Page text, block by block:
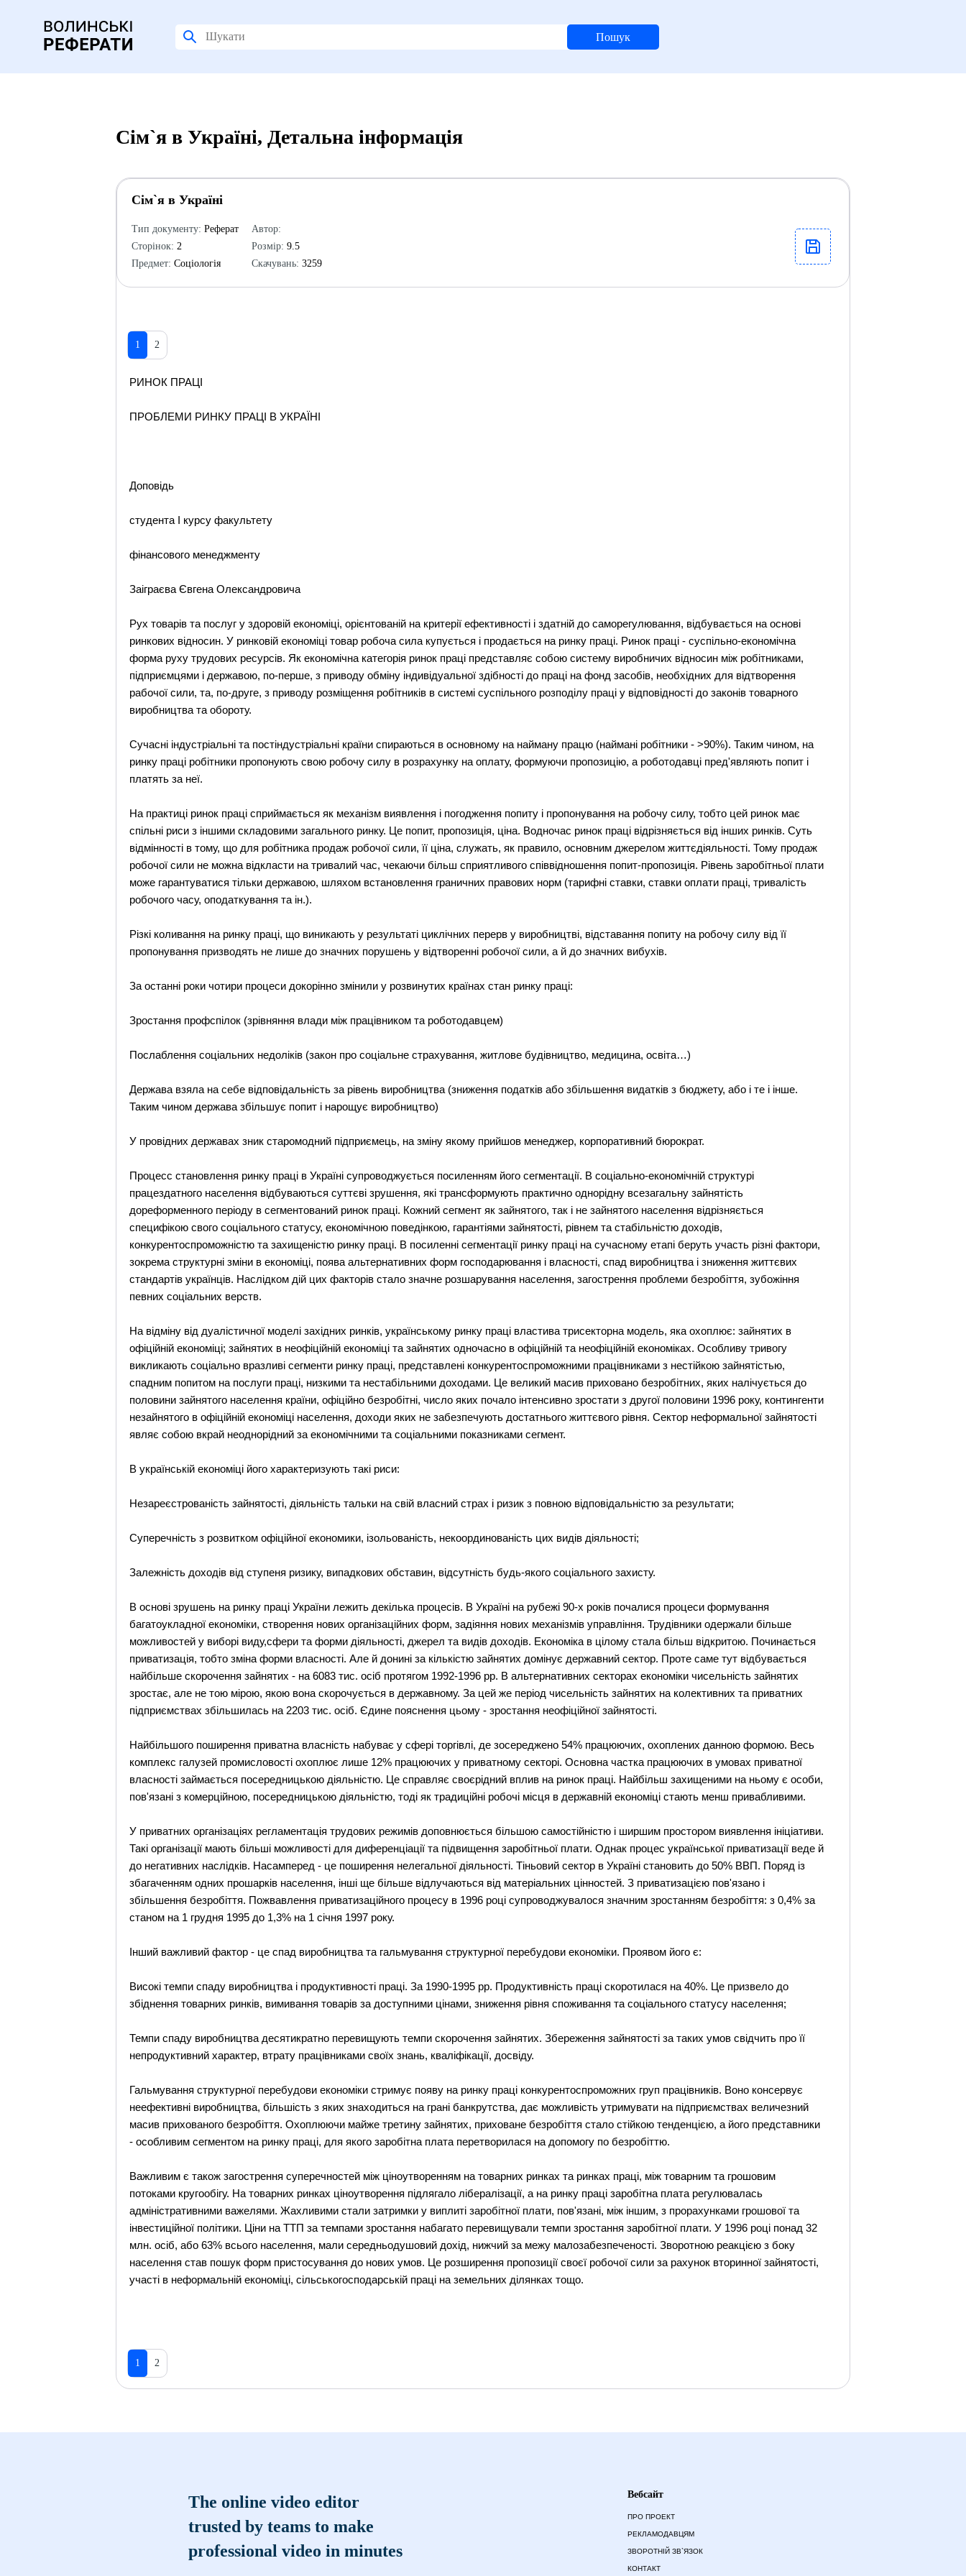
Пошук
Сім`я в Україні, Детальна інформація
Сім`я в Україні
Тип документу: Реферат
Сторінок: 2
Предмет: Соціологія
Автор:
Розмір: 9.5
Скачувань: 3259
1 2
РИНОК ПРАЦІ
ПРОБЛЕМИ РИНКУ ПРАЦІ В УКРАЇНІ
Доповідь
студента І курсу факультету
фінансового менеджменту
Заіграєва Євгена Олександровича
Рух товарів та послуг у здоровій економіці, орієнтованій на критерії ефективності і здатній до саморегулювання, відбувається на основі
ринкових відносин. У ринковій економіці товар робоча сила купується і продається на ринку праці. Ринок праці - суспільно-економічна
форма руху трудових ресурсів. Як економічна категорія ринок праці представляє собою систему виробничих відносин між робітниками,
підприємцями і державою, по-перше, з приводу обміну індивідуальної здібності до праці на фонд засобів, необхідних для відтворення
рабочої сили, та, по-друге, з приводу розміщення робітників в системі суспільного розподілу праці у відповідності до законів товарного
виробництва та обороту.
Сучасні індустріальні та постіндустріальні країни спираються в основному на найману працю (наймані робітники - >90%). Таким чином, на
ринку праці робітники пропонують свою робочу силу в розрахунку на оплату, формуючи пропозицію, а роботодавці пред'являють попит і
платять за неї.
На практиці ринок праці сприймається як механізм виявлення і погодження попиту і пропонування на робочу силу, тобто цей ринок має
спільні риси з іншими складовими загального ринку. Це попит, пропозиція, ціна. Водночас ринок праці відрізняється від інших ринків. Суть
відмінності в тому, що для робітника продаж робочої сили, її ціна, служать, як правило, основним джерелом життєдіяльності. Тому продаж
робочої сили не можна відкласти на тривалий час, чекаючи більш сприятливого співвідношення попит-пропозиція. Рівень заробітньої плати
може гарантуватися тільки державою, шляхом встановлення граничних правових норм (тарифні ставки, ставки оплати праці, тривалість
робочого часу, оподаткування та ін.).
Різкі коливання на ринку праці, що виникають у результаті циклічних перерв у виробництві, відставання попиту на робочу силу від її
пропонування призводять не лише до значних порушень у відтворенні робочої сили, а й до значних вибухів.
За останні роки чотири процеси докорінно змінили у розвинутих країнах стан ринку праці:
Зростання профспілок (зрівняння влади між працівником та роботодавцем)
Послаблення соціальних недоліків (закон про соціальне страхування, житлове будівництво, медицина, освіта…)
Держава взяла на себе відповідальність за рівень виробництва (зниження податків або збільшення видатків з бюджету, або і те і інше.
Таким чином держава збільшує попит і нарощує виробництво)
У провідних державах зник старомодний підприємець, на зміну якому прийшов менеджер, корпоративний бюрократ.
Процесс становлення ринку праці в Україні супроводжується посиленням його сегментації. В соціально-економічній структурі
працездатного населення відбуваються суттєві зрушення, які трансформують практично однорідну всезагальну зайнятість
дореформенного періоду в сегментований ринок праці. Кожний сегмент як зайнятого, так і не зайнятого населення відрізняється
специфікою свого соціального статусу, економічною поведінкою, гарантіями зайнятості, рівнем та стабільністю доходів,
конкурентоспроможністю та захищеністю ринку праці. В посиленні сегментації ринку праці на сучасному етапі беруть участь різні фактори,
зокрема структурні зміни в економіці, поява альтернативних форм господарювання і власності, спад виробництва і зниження життєвих
стандартів українців. Наслідком дій цих факторів стало значне розшарування населення, загострення проблеми безробіття, зубожіння
певних соціальних верств.
На відміну від дуалістичної моделі західних ринків, українському ринку праці властива трисекторна модель, яка охоплює: зайнятих в
офіційній економіці; зайнятих в неофіційній економіці та зайнятих одночасно в офіційній та неофіційній економіках. Особливу тривогу
викликають соціально вразливі сегменти ринку праці, представлені конкурентоспроможними працівниками з нестійкою зайнятістью,
спадним попитом на послуги праці, низкими та нестабільними доходами. Це великий масив приховано безробітних, яких налічується до
половини зайнятого населення країни, офіційно безробітні, число яких почало інтенсивно зростати з другої половини 1996 року, контингенти
незайнятого в офіційній економіці населення, доходи яких не забезпечують достатнього життєвого рівня. Сектор неформальної зайнятості
являє собою вкрай неоднорідний за економічними та соціальними показниками сегмент.
В українській економіці його характеризують такі риси:
Незареєстрованість зайнятості, діяльність тальки на свій власний страх і ризик з повною відповідальністю за результати;
Суперечність з розвитком офіційної економики, ізольованість, некоординованість цих видів діяльності;
Залежність доходів від ступеня ризику, випадкових обставин, відсутність будь-якого соціального захисту.
В основі зрушень на ринку праці України лежить декілька процесів. В Україні на рубежі 90-х років почалися процеси формування
багатоукладної економіки, створення нових організаційних форм, задіяння нових механізмів управління. Трудівники одержали більше
можливостей у виборі виду,сфери та форми діяльності, джерел та видів доходів. Економіка в цілому стала більш відкритою. Починається
приватизація, тобто зміна форми власності. Але й донині за кількістю зайнятих домінує державний сектор. Проте саме тут відбувається
найбільше скорочення зайнятих - на 6083 тис. осіб протягом 1992-1996 рр. В альтернативних секторах економіки чисельність зайнятих
зростає, але не тою мірою, якою вона скорочується в державному. За цей же період чисельність зайнятих на колективних та приватних
підприємствах збільшилась на 2203 тис. осіб. Єдине пояснення цьому - зростання неофіційної зайнятості.
Найбільшого поширення приватна власність набуває у сфері торгівлі, де зосереджено 54% працюючих, охоплених данною формою. Весь
комплекс галузей промисловості охоплює лише 12% працюючих у приватному секторі. Основна частка працюючих в умовах приватної
власності займається посередницькою діяльністю. Це справляє своєрідний вплив на ринок праці. Найбільш захищеними на ньому є особи,
пов'язані з комерційною, посередницькою діяльністю, тоді як традиційні робочі місця в державній економіці стають менш привабливими.
У приватних організаціях регламентація трудових режимів доповнюється більшою самостійністю і ширшим простором виявлення ініціативи.
Такі організації мають більші можливості для диференціації та підвищення заробітньої плати. Однак процес української приватизації веде й
до негативних наслідків. Насамперед - це поширення нелегальної діяльності. Тіньовий сектор в Україні становить до 50% ВВП. Поряд із
збагаченням одних прошарків населення, інші ще більше відлучаються від матеріальних цінностей. З приватизацією пов'язано і
збільшення безробіття. Пожвавлення приватизаційного процесу в 1996 році супроводжувалося значним зростанням безробіття: з 0,4% за
станом на 1 грудня 1995 до 1,3% на 1 січня 1997 року.
Інший важливий фактор - це спад виробництва та гальмування структурної перебудови економіки. Проявом його є:
Високі темпи спаду виробництва і продуктивності праці. За 1990-1995 рр. Продуктивність праці скоротилася на 40%. Це призвело до
збіднення товарних ринків, вимивання товарів за доступними цінами, зниження рівня споживання та соціального статусу населення;
Темпи спаду виробництва десятикратно перевищують темпи скорочення зайнятих. Збереження зайнятості за таких умов свідчить про її
непродуктивний характер, втрату працівниками своїх знань, кваліфікації, досвіду.
Гальмування структурної перебудови економіки стримує появу на ринку праці конкурентоспроможних груп працівників. Воно консервує
неефективні виробництва, більшість з яких знаходиться на грані банкрутства, дає можливість утримувати на підприємствах величезний
масив прихованого безробіття. Охоплюючи майже третину зайнятих, приховане безробіття стало стійкою тенденцією, а його представники
- особливим сегментом на ринку праці, для якого заробітна плата перетворилася на допомогу по безробіттю.
Важливим є також загострення суперечностей між ціноутворенням на товарних ринках та ринках праці, між товарним та грошовим
потоками кругообігу. На товарних ринках ціноутворення підлягало лібералізації, а на ринку праці заробітна плата регулювалась
адміністративними важелями. Жахливими стали затримки у виплиті заробітної плати, пов'язані, між іншим, з прорахунками грошової та
інвестиційної політики. Ціни на ТТП за темпами зростання набагато перевищували темпи зростання заробітної плати. У 1996 році понад 32
млн. осіб, або 63% всього населення, мали середньодушовий дохід, нижчий за межу малозабезпеченості. Зворотною реакцією з боку
населення став пошук форм пристосування до нових умов. Це розширення пропозиції своєї робочої сили за рахунок вторинної зайнятості,
участі в неформальній економіці, сільськогосподарській праці на земельних ділянках тощо.
1 2
The online video editor
trusted by teams to make
professional video in minutes
Вебсайт
ПРО ПРОЕКТ
РЕКЛАМОДАВЦЯМ
ЗВОРОТНІЙ ЗВ`ЯЗОК
КОНТАКТ